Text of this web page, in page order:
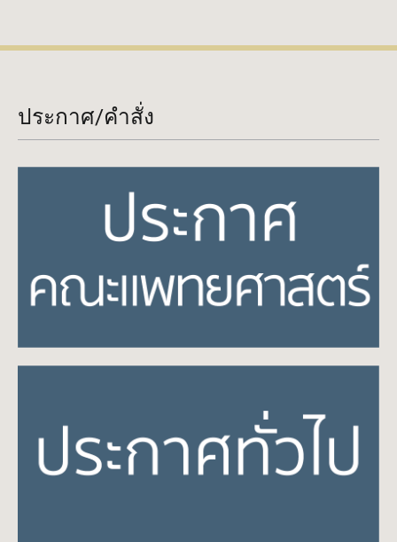
ประกาศ/คำสั่ง